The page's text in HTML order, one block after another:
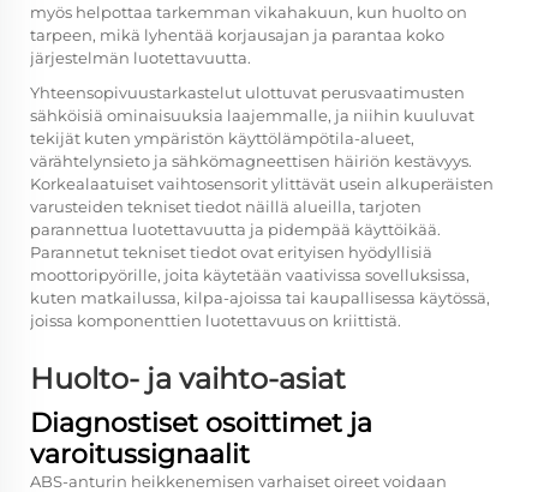
myös helpottaa tarkemman vikahakuun, kun huolto on
tarpeen, mikä lyhentää korjausajan ja parantaa koko
järjestelmän luotettavuutta.
Yhteensopivuustarkastelut ulottuvat perusvaatimusten
sähköisiä ominaisuuksia laajemmalle, ja niihin kuuluvat
tekijät kuten ympäristön käyttölämpötila-alueet,
värähtelynsieto ja sähkömagneettisen häiriön kestävyys.
Korkealaatuiset vaihtosensorit ylittävät usein alkuperäisten
varusteiden tekniset tiedot näillä alueilla, tarjoten
parannettua luotettavuutta ja pidempää käyttöikää.
Parannetut tekniset tiedot ovat erityisen hyödyllisiä
moottoripyörille, joita käytetään vaativissa sovelluksissa,
kuten matkailussa, kilpa-ajoissa tai kaupallisessa käytössä,
joissa komponenttien luotettavuus on kriittistä.
Huolto- ja vaihto-asiat
Diagnostiset osoittimet ja
varoitussignaalit
ABS-anturin heikkenemisen varhaiset oireet voidaan